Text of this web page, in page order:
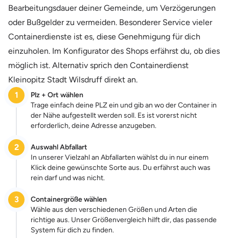
Bearbeitungsdauer deiner Gemeinde, um Verzögerungen
oder Bußgelder zu vermeiden. Besonderer Service vieler
Containerdienste ist es, diese Genehmigung für dich
einzuholen. Im Konfigurator des Shops erfährst du, ob dies
möglich ist. Alternativ sprich den Containerdienst
Kleinopitz Stadt Wilsdruff direkt an.
1
Plz + Ort wählen
Trage einfach deine PLZ ein und gib an wo der Container in
der Nähe aufgestellt werden soll. Es ist vorerst nicht
erforderlich, deine Adresse anzugeben.
2
Auswahl Abfallart
In unserer Vielzahl an Abfallarten wählst du in nur einem
Klick deine gewünschte Sorte aus. Du erfährst auch was
rein darf und was nicht.
3
Containergröße wählen
Wähle aus den verschiedenen Größen und Arten die
richtige aus. Unser Größenvergleich hilft dir, das passende
System für dich zu finden.